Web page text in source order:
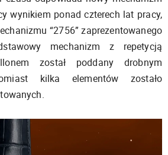
wynikiem ponad czterech lat pracy,
“2756” zaprezentowanego
mechanizm z repetycją
został poddany drobnym
kilka elementów zostało